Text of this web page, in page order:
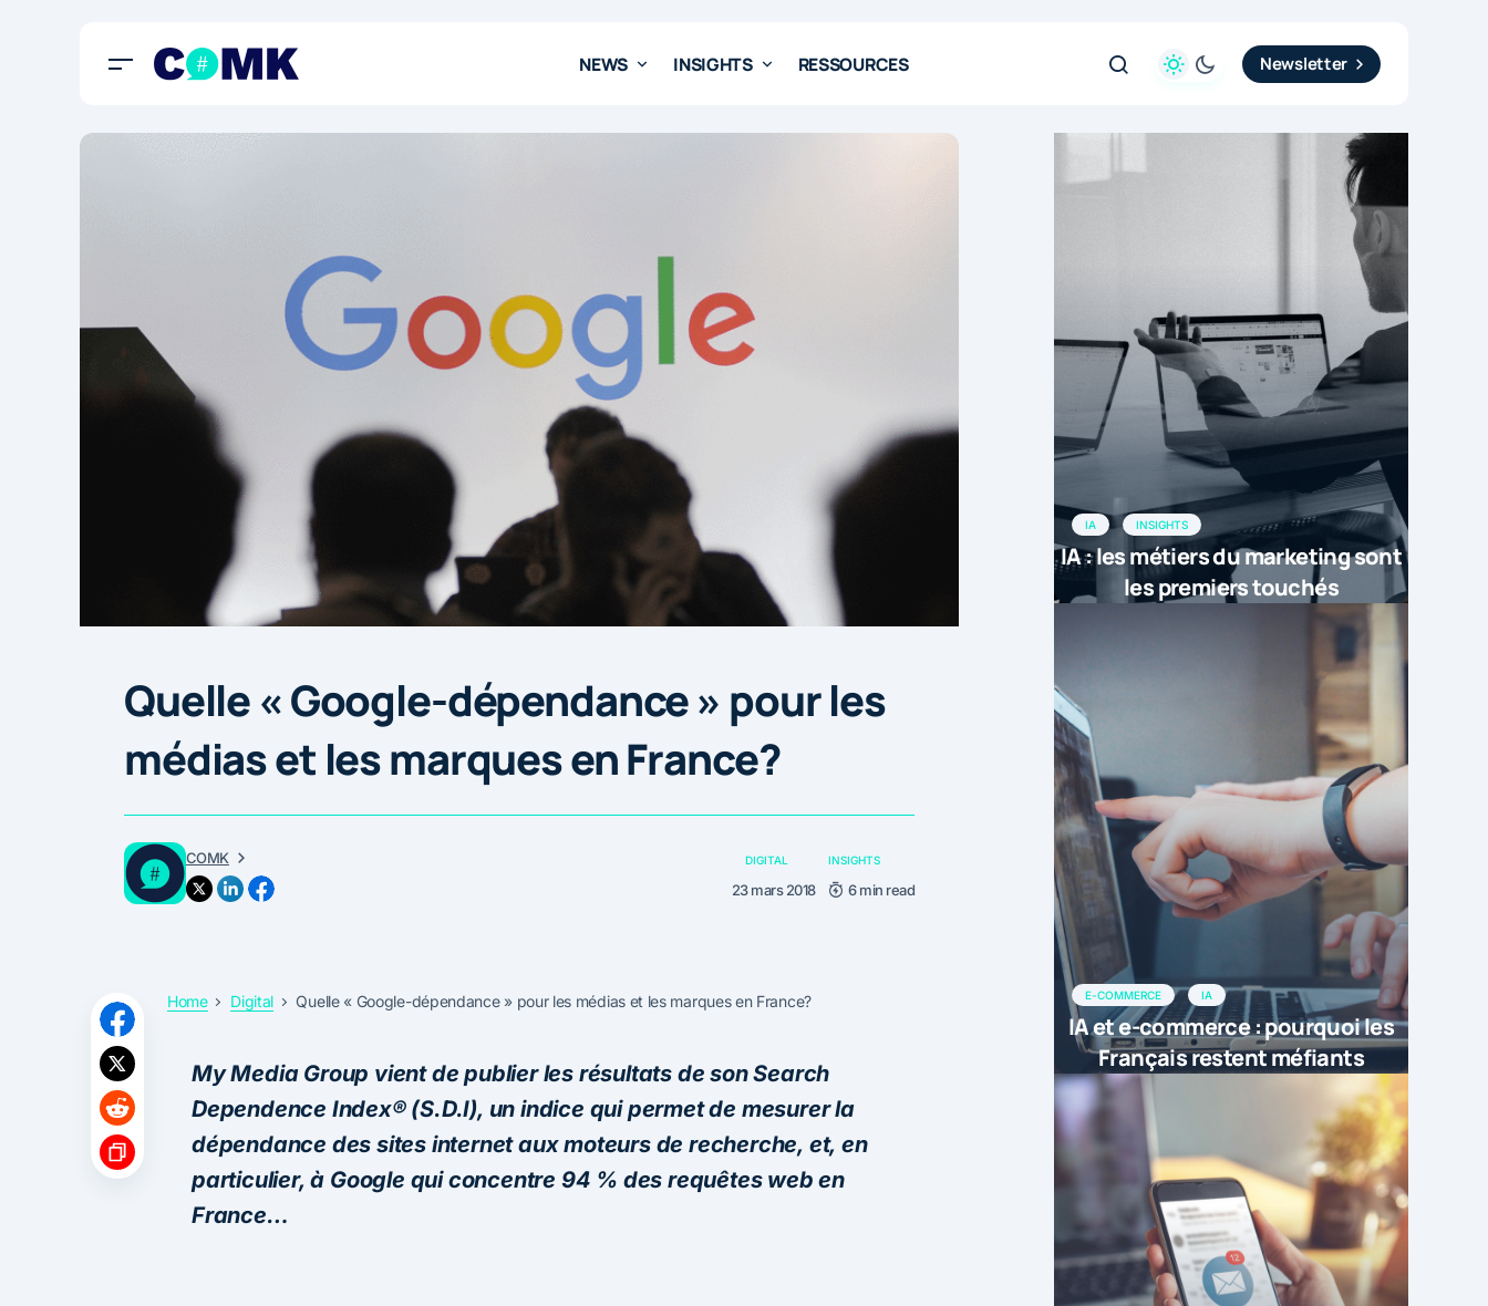
NEWS INSIGHTS RESSOURCES Newsletter
Quelle « Google-dépendance » pour les
médias et les marques en France?
COMK DIGITAL INSIGHTS
23 mars 2018 6 min read
Home Digital Quelle « Google-dépendance » pour les médias et les marques en France?
My Media Group vient de publier les résultats de son Search
Dependence Index® (S.D.I), un indice qui permet de mesurer la
dépendance des sites internet aux moteurs de recherche, et, en
particulier, à Google qui concentre 94 % des requêtes web en
France…
IA INSIGHTS
IA : les métiers du marketing sont
les premiers touchés
E-COMMERCE IA
IA et e-commerce : pourquoi les
Français restent méfiants